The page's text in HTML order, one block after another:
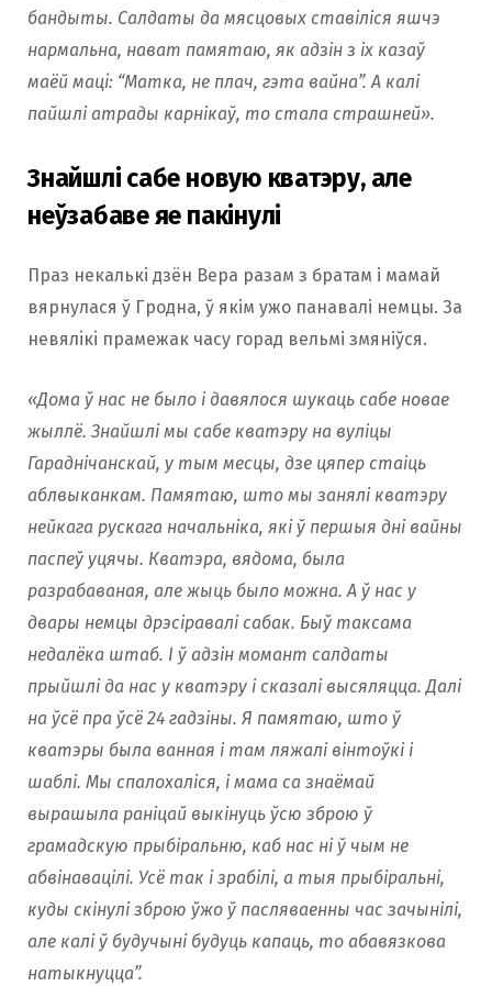
бандыты. Салдаты да мясцовых ставіліся яшчэ
нармальна, нават памятаю, як адзін з іх казаў
маёй мацi: “Матка, не плач, гэта вайна”. А калі
пайшлі атрады карнікаў, то стала страшней».
Знайшлі сабе новую кватэру, але
неўзабаве яе пакінулі
Праз некалькі дзён Вера разам з братам і мамай
вярнулася ў Гродна, ў якім ужо панавалі немцы. За
невялiкi прамежак часу горад вельмі змяніўся.
«Дома ў нас не было і давялося шукаць сабе новае
жыллё. Знайшлі мы сабе кватэру на вуліцы
Гараднічанскай, у тым месцы, дзе цяпер стаіць
аблвыканкам. Памятаю, што мы занялі кватэру
нейкага рускага начальніка, які ў першыя дні вайны
паспеў уцячы. Кватэра, вядома, была
разрабаваная, але жыць было можна. А ў нас у
двары немцы дрэсіравалі сабак. Быў таксама
недалёка штаб. І ў адзін момант салдаты
прыйшлі да нас у кватэру і сказалі высяляцца. Далі
на ўсё пра ўсё 24 гадзіны. Я памятаю, што ў
кватэры была ванная і там ляжалі вінтоўкі і
шаблі. Мы спалохаліся, і мама са знаёмай
вырашыла раніцай выкінуць ўсю зброю ў
грамадскую прыбіральню, каб нас ні ў чым не
абвінавацілі. Усё так і зрабілі, а тыя прыбіральні,
куды скінулі зброю ўжо ў пасляваенны час зачынілі,
але калі ў будучыні будуць капаць, то абавязкова
натыкнуцца”.